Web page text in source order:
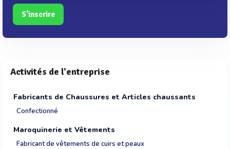
S'inscrire
Activités de l'entreprise
Fabricants de Chaussures et Articles chaussants
Confectionné
Maroquinerie et Vêtements
Fabricant de vêtements de cuirs et peaux